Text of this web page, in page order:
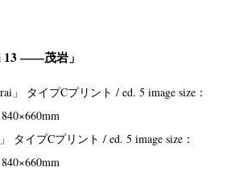
13 ――茂岩」
イプCプリント / ed. 5 image size：